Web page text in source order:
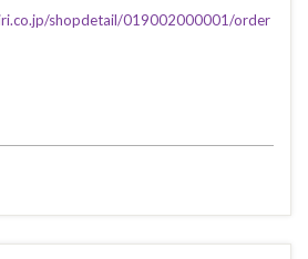
shopdetail/019002000001/order